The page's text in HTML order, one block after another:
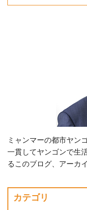
ミャンマーの都市ヤン
一貫してヤンゴンで生
るこのブログ、アーカ
カテゴリ